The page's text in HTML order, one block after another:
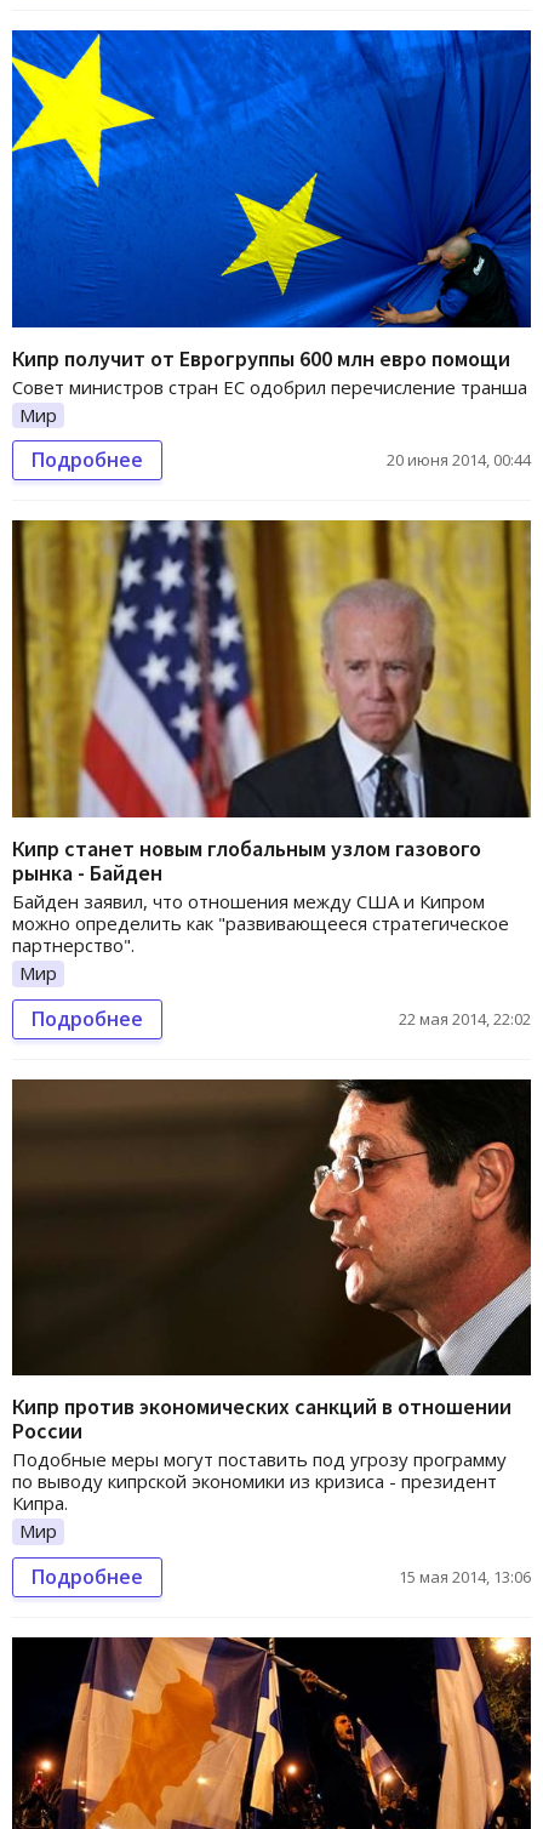
Кипр получит от Еврогруппы 600 млн евро помощи
Совет министров стран ЕС одобрил перечисление транша
Мир
Подробнее 20 июня 2014, 00:44
Кипр станет новым глобальным узлом газового
рынка - Байден
Байден заявил, что отношения между США и Кипром
можно определить как "развивающееся стратегическое
партнерство".
Мир
Подробнее 22 мая 2014, 22:02
Кипр против экономических санкций в отношении
России
Подобные меры могут поставить под угрозу программу
по выводу кипрской экономики из кризиса - президент
Кипра.
Мир
Подробнее 15 мая 2014, 13:06